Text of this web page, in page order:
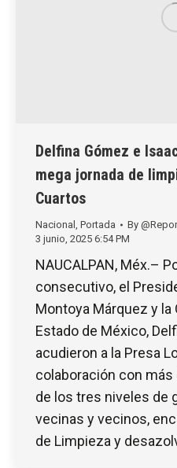
Delfina Gómez e
mega jornada de
Cuartos
Nacional Portada By
3 junio, 2025 6:54 PM
NAUCALPAN, Méx.–
consecutivo, el
Montoya Márquez y la
Estado de México,
acudieron a la Presa
colaboración con
de los tres niveles de
vecinas y vecinos,
de Limpieza y